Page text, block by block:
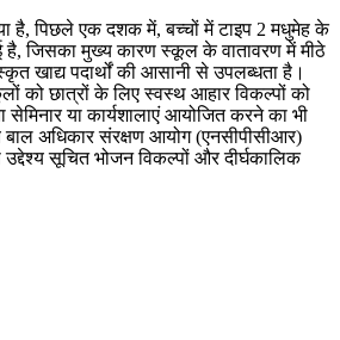
है, पिछले एक दशक में, बच्चों में टाइप 2 मधुमेह के
है, जिसका मुख्य कारण स्कूल के वातावरण में मीठे
खाद्य पदार्थों की आसानी से उपलब्धता है।
को छात्रों के लिए स्वस्थ आहार विकल्पों को
या कार्यशालाएं आयोजित करने का भी
बाल अधिकार संरक्षण आयोग (एनसीपीसीआर)
उद्देश्य सूचित भोजन विकल्पों और दीर्घकालिक